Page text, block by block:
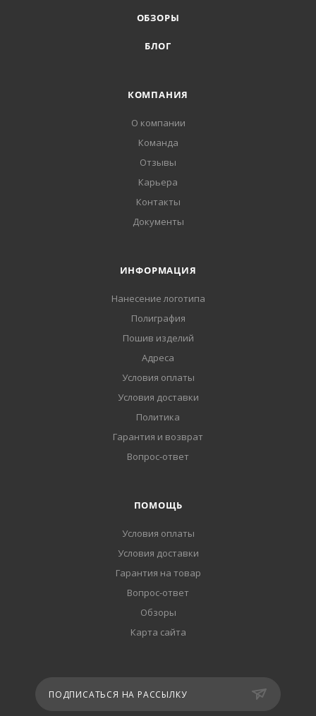
ОБЗОРЫ
БЛОГ
КОМПАНИЯ
О компании
Команда
Отзывы
Карьера
Контакты
Документы
ИНФОРМАЦИЯ
Нанесение логотипа
Полиграфия
Пошив изделий
Адреса
Условия оплаты
Условия доставки
Политика
Гарантия и возврат
Вопрос-ответ
ПОМОЩЬ
Условия оплаты
Условия доставки
Гарантия на товар
Вопрос-ответ
Обзоры
Карта сайта
ПОДПИСАТЬСЯ НА РАССЫЛКУ